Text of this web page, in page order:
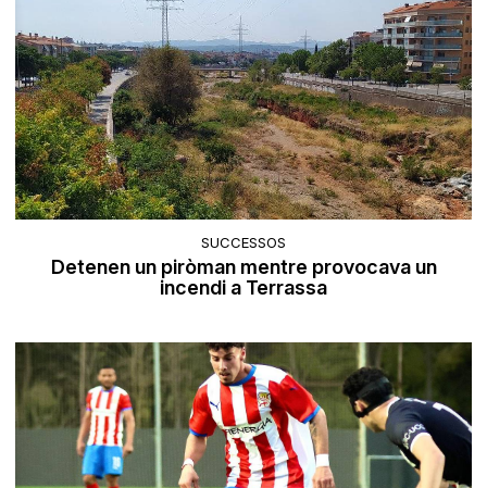
SUCCESSOS
Detenen un piròman mentre provocava un
incendi a Terrassa